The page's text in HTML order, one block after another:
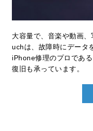
大容量で、音楽や動画
uchは、故障時にデータ
iPhone修理のプロであ
復旧も承っています。